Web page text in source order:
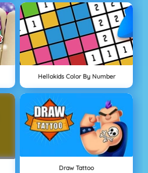
Hellokids Color By Number
Draw Tattoo